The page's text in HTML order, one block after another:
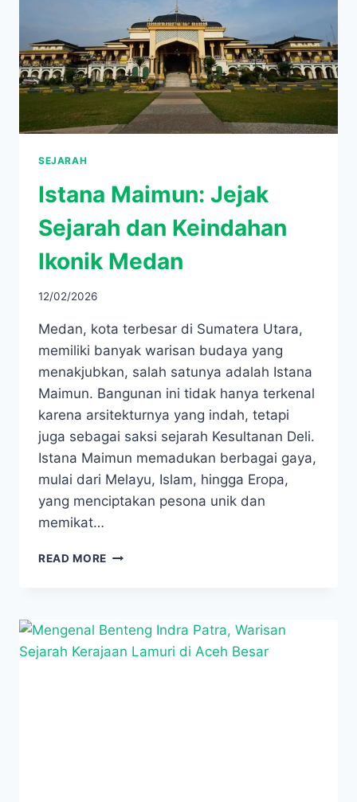
PESAWAT
DILARANG?
SEJARAH
Istana Maimun: Jejak
Sejarah dan Keindahan
Ikonik Medan
12/02/2026
Medan, kota terbesar di Sumatera Utara,
memiliki banyak warisan budaya yang
menakjubkan, salah satunya adalah Istana
Maimun. Bangunan ini tidak hanya terkenal
karena arsitekturnya yang indah, tetapi
juga sebagai saksi sejarah Kesultanan Deli.
Istana Maimun memadukan berbagai gaya,
mulai dari Melayu, Islam, hingga Eropa,
yang menciptakan pesona unik dan
memikat…
READ MORE ISTANA
KEINDAHAN
IKONIK